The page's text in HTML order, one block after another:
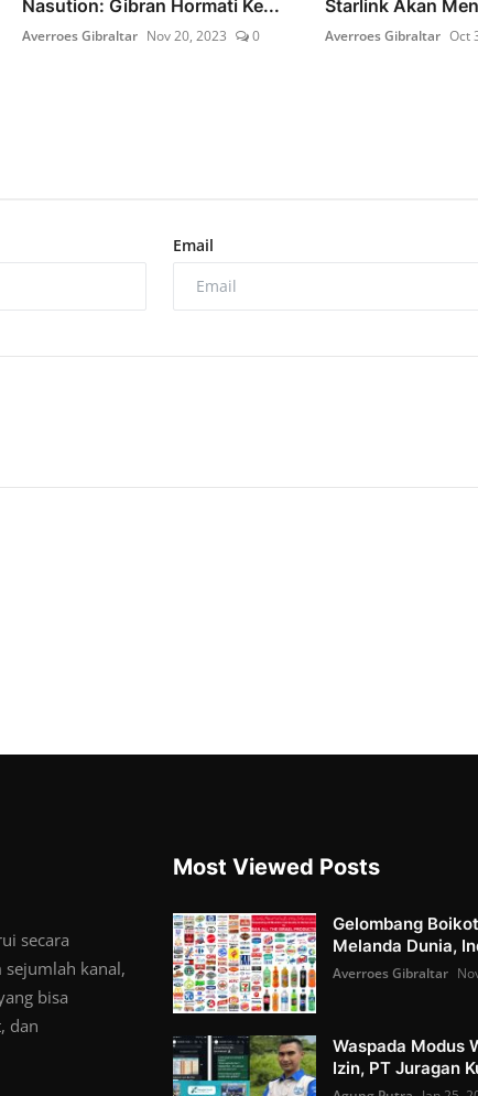
Nasution: Gibran Hormati Ke...
Averroes Gibraltar Nov 20, 2023 0
Starlink Akan
Averroes Gibraltar Oct
Email
secara
kanal,
bisa
dan
Most Viewed Posts
Gelombang
Melanda Dunia,
Averroes Gibraltar
Waspada Modus
Izin, PT Juragan